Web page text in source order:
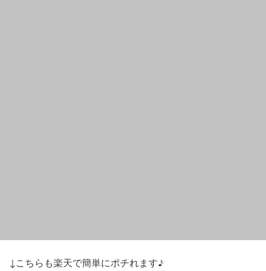
↓こちらも楽天で簡単にポチれます♪